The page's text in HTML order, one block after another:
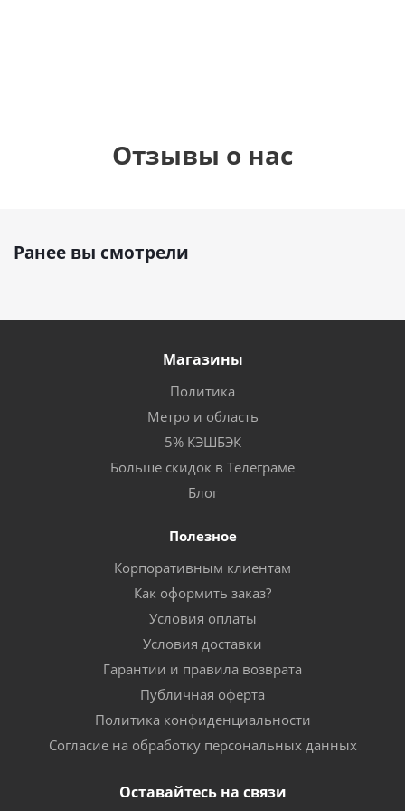
Отзывы о нас
Ранее вы смотрели
Магазины
Политика
Метро и область
5% КЭШБЭК
Больше скидок в Телеграме
Блог
Полезное
Корпоративным клиентам
Как оформить заказ?
Условия оплаты
Условия доставки
Гарантии и правила возврата
Публичная оферта
Политика конфиденциальности
Согласие на обработку персональных данных
Оставайтесь на связи